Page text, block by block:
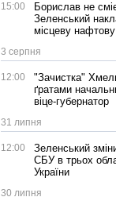
15:00
Борислав не
Зеленський
місцеву
3 серпня
12:00
"Зачистка"
ґратами
віце-губернатор
31 липня
12:00
Зеленський
СБУ в трьох
України
30 липня